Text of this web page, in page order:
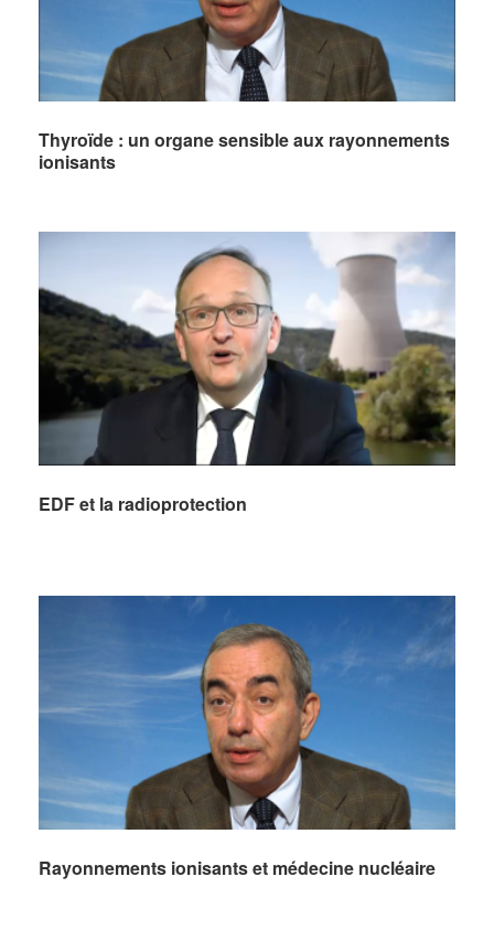
Thyroïde : un organe sensible aux rayonnements
ionisants
EDF et la radioprotection
Rayonnements ionisants et médecine nucléaire